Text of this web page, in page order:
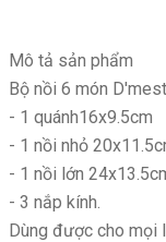
Mô tả sản phẩm
Bộ nồi 6 món
- 1 quánh16x9.5cm
- 1 nồi nhỏ
- 1 nồi lớn
- 3 nắp kính.
Dùng được cho mọi